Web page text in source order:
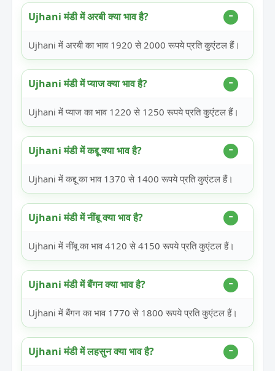
Ujhani मंडी में अरबी क्या भाव है?
Ujhani में अरबी का भाव 1920 से 2000 रूपये प्रति कुएंटल हैं।
Ujhani मंडी में प्याज क्या भाव है?
Ujhani में प्याज का भाव 1220 से 1250 रूपये प्रति कुएंटल हैं।
Ujhani मंडी में कद्दू क्या भाव है?
Ujhani में कद्दू का भाव 1370 से 1400 रूपये प्रति कुएंटल हैं।
Ujhani मंडी में नींबू क्या भाव है?
Ujhani में नींबू का भाव 4120 से 4150 रूपये प्रति कुएंटल हैं।
Ujhani मंडी में बैंगन क्या भाव है?
Ujhani में बैंगन का भाव 1770 से 1800 रूपये प्रति कुएंटल हैं।
Ujhani मंडी में लहसुन क्या भाव है?